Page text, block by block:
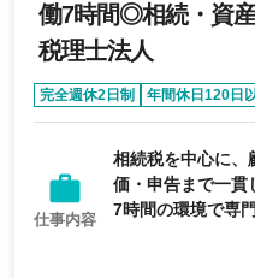
働7時間◎相続・資
税理士法人
完全週休2日制 年間休日120日
リモートワーク可能
時短勤務
仕事内容
相続税を中心に、
価・申告まで一貫
7時間の環境で専